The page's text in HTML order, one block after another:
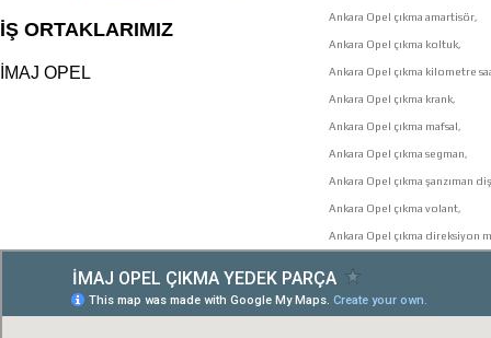
İŞ ORTAKLARIMIZ
İMAJ OPEL
Ankara Opel çıkma amartisör,
Ankara Opel çıkma koltuk,
Ankara Opel çıkma kilometre
Ankara Opel çıkma krank,
Ankara Opel çıkma mafsal,
Ankara Opel çıkma segman,
Ankara Opel çıkma şanzıman
Ankara Opel çıkma volant,
Ankara Opel çıkma direksiyon